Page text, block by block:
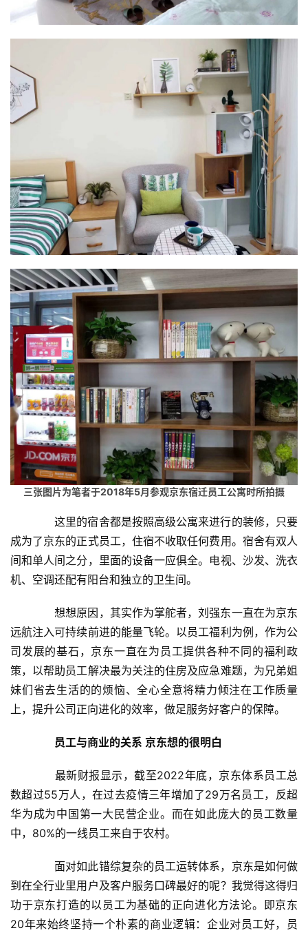
三张图片为笔者于2018年5月参观京东宿迁员工公寓时所拍摄
这里的宿舍都是按照高级公寓来进行的装修，只要
成为了京东的正式员工，住宿不收取任何费用。宿舍有双人
间和单人间之分，里面的设备一应俱全。电视、沙发、洗衣
机、空调还配有阳台和独立的卫生间。
想想原因，其实作为掌舵者，刘强东一直在为京东
远航注入可持续前进的能量飞轮。以员工福利为例，作为公
司发展的基石，京东一直在为员工提供各种不同的福利政
策，以帮助员工解决最为关注的住房及应急难题，为兄弟姐
妹们省去生活的的烦恼、全心全意将精力倾注在工作质量
上，提升公司正向进化的效率，做足服务好客户的保障。
员工与商业的关系 京东想的很明白
最新财报显示，截至2022年底，京东体系员工总
数超过55万人，在过去疫情三年增加了29万名员工，反超
华为成为中国第一大民营企业。而在如此庞大的员工数量
中，80%的一线员工来自于农村。
面对如此错综复杂的员工运转体系，京东是如何做
到在全行业里用户及客户服务口碑最好的呢？我觉得这得归
功于京东打造的以员工为基础的正向进化方法论。即京东
20年来始终坚持一个朴素的商业逻辑：企业对员工好，员